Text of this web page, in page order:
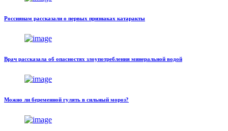
Россиянам рассказали о первых признаках катаракты
Врач рассказала об опасностях злоупотребления минеральной водой
Можно ли беременной гулять в сильный мороз?